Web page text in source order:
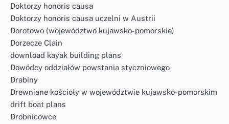
Doktorzy honoris causa
Doktorzy honoris causa uczelni w Austrii
Dorotowo (województwo kujawsko-pomorskie)
Dorzecze Clain
download kayak building plans
Dowódcy oddziałów powstania styczniowego
Drabiny
Drewniane kościoły w województwie kujawsko-pomorskim
drift boat plans
Drobnicowce